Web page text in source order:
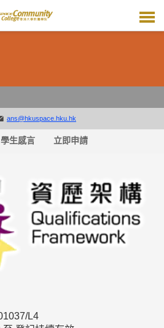
ans@hkuspace.hku.hk
學生感言 立即申請
L4